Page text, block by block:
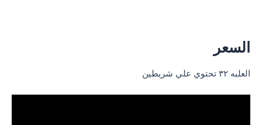
السعر
العلبه ٣٢ تحتوي علي شريطين